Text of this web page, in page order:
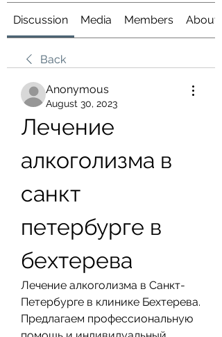
Discussion Media Members About
Back
Anonymous
August 30, 2023
Лечение
алкоголизма в
санкт
петербурге в
бехтерева
Лечение алкоголизма в Санкт-
Петербурге в клинике Бехтерева.
Предлагаем профессиональную